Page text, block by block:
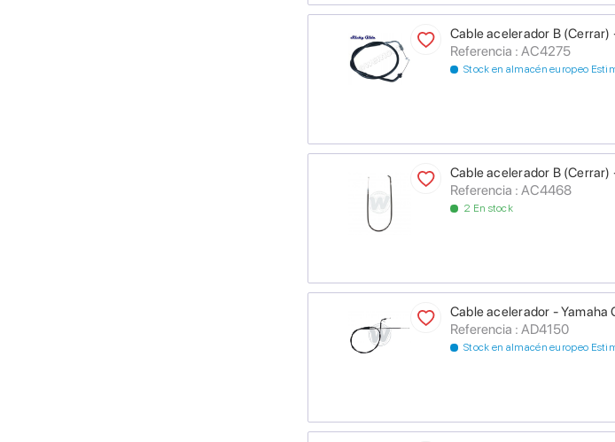
Cable acelerador B
Referencia : AC4275
Stock en almacén europeo
Cable acelerador B
Referencia : AC4468
2 En stock
Cable acelerador -
Referencia : AD4150
Stock en almacén europeo